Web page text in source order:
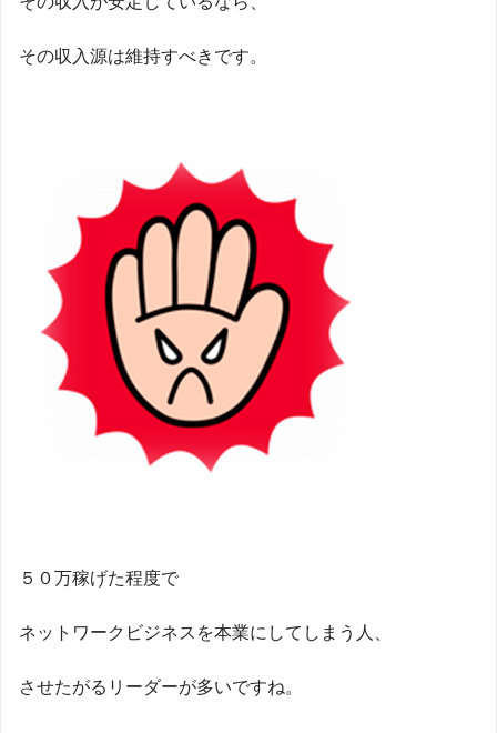
その収入源は維持すべきです。
５０万稼げた程度で
ネットワークビジネスを本業にしてしまう人、
させたがるリーダーが多いですね。